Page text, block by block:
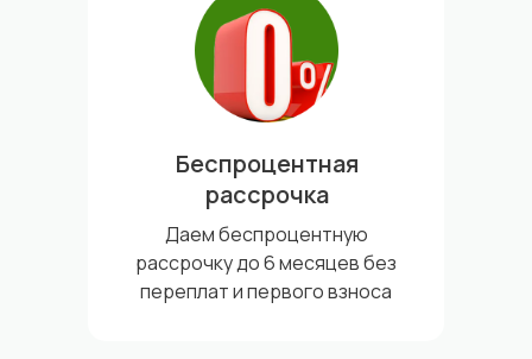
Беспроцентная
рассрочка
Даем беспроцентную
рассрочку до 6 месяцев без
переплат и первого взноса